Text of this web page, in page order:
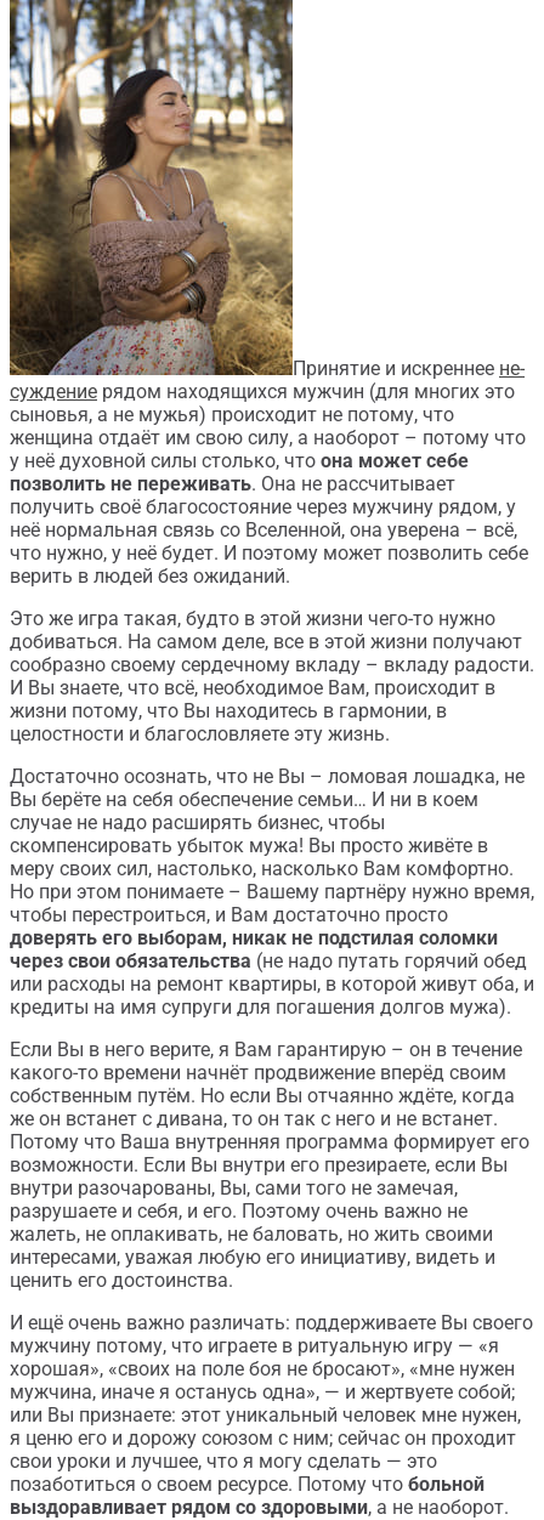
Принятие и искреннее не-
суждение рядом находящихся мужчин (для многих это
сыновья, а не мужья) происходит не потому, что
женщина отдаёт им свою силу, а наоборот – потому что
у неё духовной силы столько, что она может себе
позволить не переживать. Она не рассчитывает
получить своё благосостояние через мужчину рядом, у
неё нормальная связь со Вселенной, она уверена – всё,
что нужно, у неё будет. И поэтому может позволить себе
верить в людей без ожиданий.
Это же игра такая, будто в этой жизни чего-то нужно
добиваться. На самом деле, все в этой жизни получают
сообразно своему сердечному вкладу – вкладу радости.
И Вы знаете, что всё, необходимое Вам, происходит в
жизни потому, что Вы находитесь в гармонии, в
целостности и благословляете эту жизнь.
Достаточно осознать, что не Вы – ломовая лошадка, не
Вы берёте на себя обеспечение семьи… И ни в коем
случае не надо расширять бизнес, чтобы
скомпенсировать убыток мужа! Вы просто живёте в
меру своих сил, настолько, насколько Вам комфортно.
Но при этом понимаете – Вашему партнёру нужно время,
чтобы перестроиться, и Вам достаточно просто
доверять его выборам, никак не подстилая соломки
через свои обязательства (не надо путать горячий обед
или расходы на ремонт квартиры, в которой живут оба, и
кредиты на имя супруги для погашения долгов мужа).
Если Вы в него верите, я Вам гарантирую – он в течение
какого-то времени начнёт продвижение вперёд своим
собственным путём. Но если Вы отчаянно ждёте, когда
же он встанет с дивана, то он так с него и не встанет.
Потому что Ваша внутренняя программа формирует его
возможности. Если Вы внутри его презираете, если Вы
внутри разочарованы, Вы, сами того не замечая,
разрушаете и себя, и его. Поэтому очень важно не
жалеть, не оплакивать, не баловать, но жить своими
интересами, уважая любую его инициативу, видеть и
ценить его достоинства.
И ещё очень важно различать: поддерживаете Вы своего
мужчину потому, что играете в ритуальную игру — «я
хорошая», «своих на поле боя не бросают», «мне нужен
мужчина, иначе я останусь одна», — и жертвуете собой;
или Вы признаете: этот уникальный человек мне нужен,
я ценю его и дорожу союзом с ним; сейчас он проходит
свои уроки и лучшее, что я могу сделать — это
позаботиться о своем ресурсе. Потому что больной
выздоравливает рядом со здоровыми, а не наоборот.